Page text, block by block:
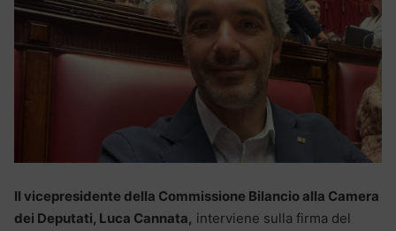
Il vicepresidente della Commissione Bilancio alla Camera
dei Deputati, Luca Cannata, interviene sulla firma del